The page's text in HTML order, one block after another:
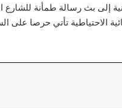
إلى بث رسالة طمأنة للشارع
الاحتياطية تأتي حرصا على